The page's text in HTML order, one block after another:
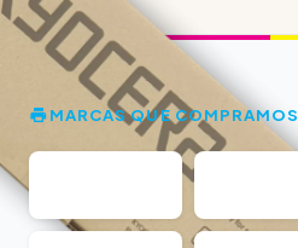
MARCAS QUE COMPRAMOS